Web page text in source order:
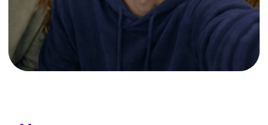
Интерактивная платформа «Домашняя Школа
„ИнтернетУрок“» внесена в реестр российских программ для
электронных вычислительных машин и баз данных
(запись №
14 133 от 01.07.2022 г.)
Для повышения удобства работы с сайтом мы используем
файлы cookie и веб-аналитику. Оставаясь на сайте,
Условия по банковской рассрочке